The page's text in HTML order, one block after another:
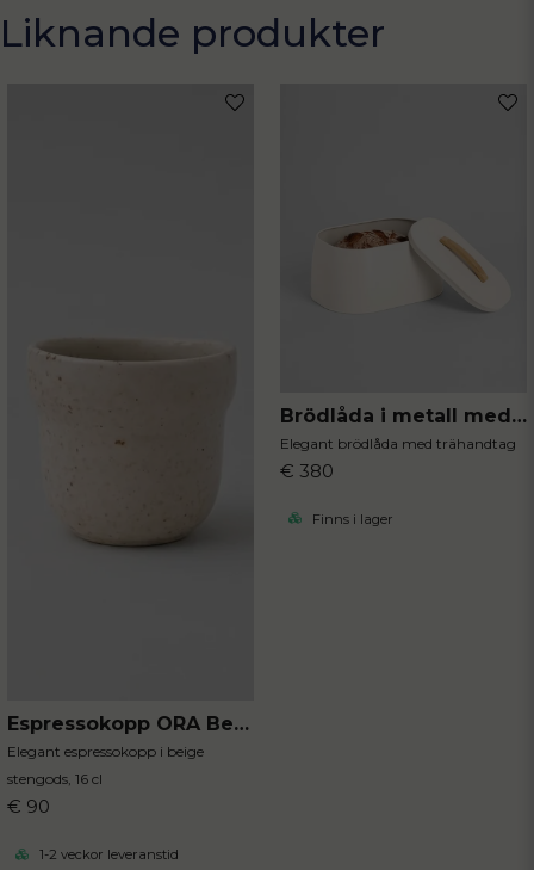
name
Namn
Skicka fråga
Liknande produkter
Espressokopp ORA Beige
Elegant espressokopp i beige
stengods, 16 cl
€ 90
1-2 veckor leveranstid
Brödlåda i metall med trähandtag
Elegant brödlåda med trähandtag
€ 380
Finns i lager